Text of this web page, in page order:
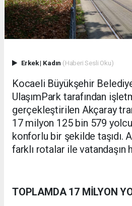
Erkek| Kadın (Haberi Sesli Oku)
Kocaeli Büyükşehir
UlaşımPark tarafından
gerçekleştirilen Akçaray
17 milyon 125 bin 579
konforlu bir şekilde taşıdı.
farklı rotalar ile
TOPLAMDA 17 MİLYON